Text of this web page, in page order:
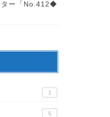
ター「No.412◆
1
5